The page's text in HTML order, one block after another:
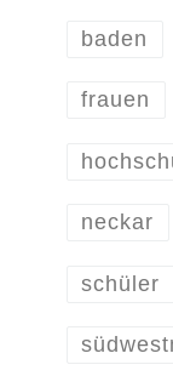
baden
frauen
neckar
schüler